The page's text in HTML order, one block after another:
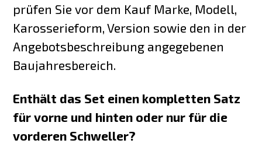
prüfen Sie vor dem Kauf Marke, Modell,
Karosserieform, Version sowie den in der
Angebotsbeschreibung angegebenen
Baujahresbereich.
Enthält das Set einen kompletten Satz
für vorne und hinten oder nur für die
vorderen Schweller?